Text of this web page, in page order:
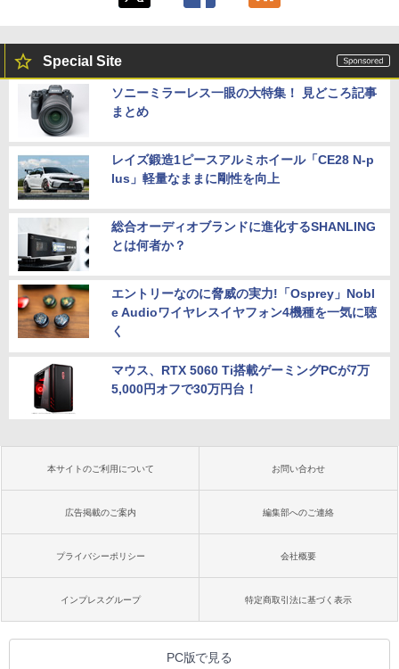
Special Site
ソニーミラーレス一眼の大特集！ 見どころ記事
まとめ
レイズ鍛造1ピースアルミホイール「CE28 N-p
lus」軽量なままに剛性を向上
総合オーディオブランドに進化するSHANLING
とは何者か？
エントリーなのに脅威の実力!「Osprey」Nobl
e Audioワイヤレスイヤフォン4機種を一気に聴
く
マウス、RTX 5060 Ti搭載ゲーミングPCが7万
5,000円オフで30万円台！
本サイトのご利用について お問い合わせ
広告掲載のご案内 編集部へのご連絡
プライバシーポリシー 会社概要
インプレスグループ 特定商取引法に基づく表示
PC版で見る